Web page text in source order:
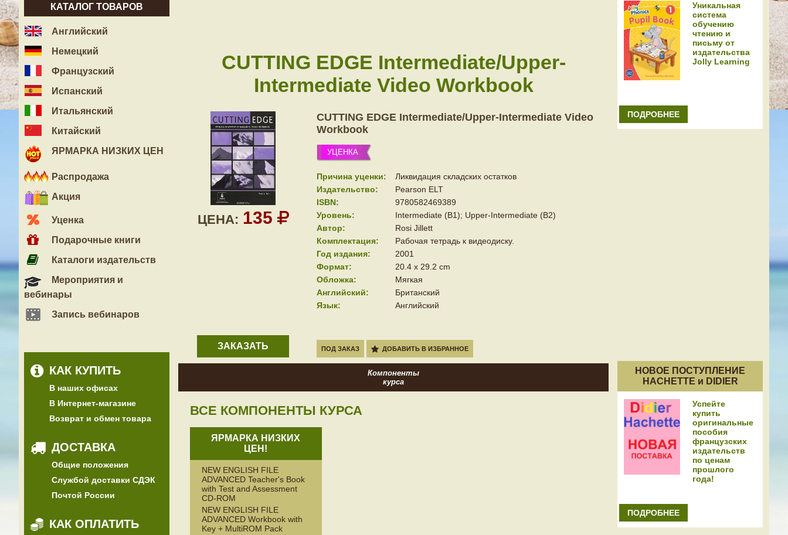
КАТАЛОГ ТОВАРОВ
Английский
Немецкий
Французский
Испанский
Итальянский
Китайский
ЯРМАРКА НИЗКИХ ЦЕН
Распродажа
Акция
Уценка
Подарочные книги
Каталоги издательств
Мероприятия и
вебинары
Запись вебинаров
КАК КУПИТЬ
В наших офисах
В Интернет-магазине
Возврат и обмен товара
ДОСТАВКА
Общие положения
Службой доставки СДЭК
Почтой России
КАК ОПЛАТИТЬ
CUTTING EDGE Intermediate/Upper-
Intermediate Video Workbook
ЦЕНА: 135
CUTTING EDGE Intermediate/Upper-Intermediate Video
Workbook
УЦЕНКА
Причина уценки:
Ликвидация складских остатков
Издательство:
Pearson ELT
ISBN:
9780582469389
Уровень:
Intermediate (B1); Upper-Intermediate (B2)
Автор:
Rosi Jillett
Комплектация:
Рабочая тетрадь к видеодиску.
Год издания:
2001
Формат:
20.4 x 29.2 cm
Обложка:
Мягкая
Английский:
Британский
Язык:
Английский
ЗАКАЗАТЬ ПОД ЗАКАЗ ДОБАВИТЬ В ИЗБРАННОЕ
Компоненты
курса
ВСЕ КОМПОНЕНТЫ КУРСА
ЯРМАРКА НИЗКИХ
ЦЕН!
NEW ENGLISH FILE
ADVANCED Teacher's Book
with Test and Assessment
CD-ROM
NEW ENGLISH FILE
ADVANCED Workbook with
Key + MultiROM Pack
Уникальная
система
обучению
чтению и
письму от
издательства
Jolly Learning
ПОДРОБНЕЕ
НОВОЕ ПОСТУПЛЕНИЕ
HACHETTE и DIDIER
Успейте
купить
оригинальные
пособия
французских
издательств
по ценам
прошлого
года!
ПОДРОБНЕЕ